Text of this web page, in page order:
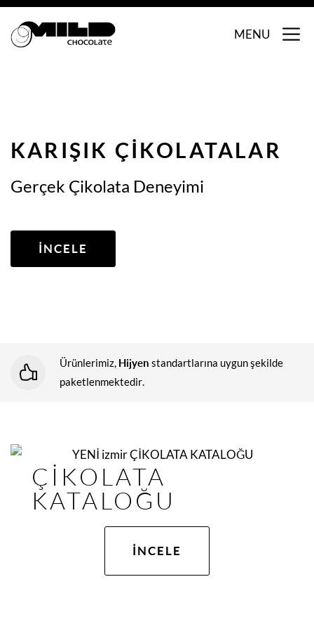
MENU
KARIŞIK ÇIKOLATALAR
Gerçek Çikolata Deneyimi
İNCELE
Ürünlerimiz, Hijyen standartlarına uygun şekilde
paketlenmektedir.
ÇİKOLATA
KATALOĞU
İNCELE